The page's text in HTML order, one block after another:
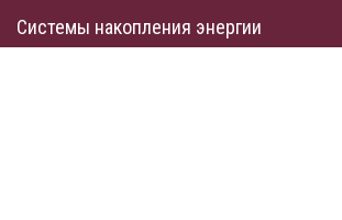
Системы накопления энергии